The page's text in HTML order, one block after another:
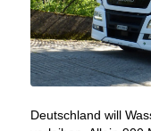
Deutschland will